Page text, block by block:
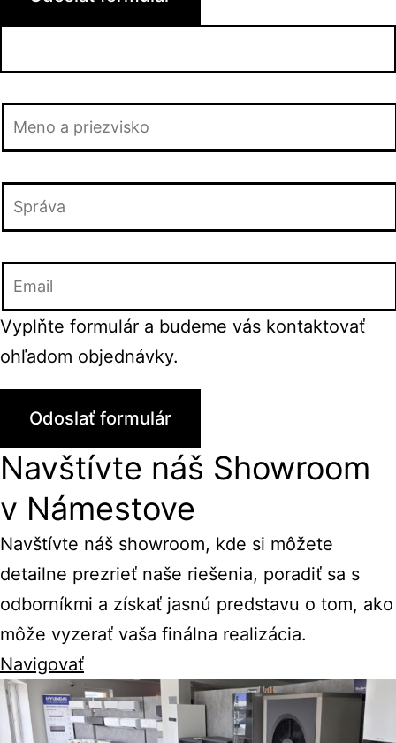
Vyplňte formulár a budeme vás kontaktovať
ohľadom objednávky.
Navštívte náš Showroom
v Námestove
Navštívte náš showroom, kde si môžete
detailne prezrieť naše riešenia, poradiť sa s
odborníkmi a získať jasnú predstavu o tom, ako
môže vyzerať vaša finálna realizácia.
Navigovať